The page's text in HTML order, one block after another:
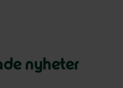
nyheter